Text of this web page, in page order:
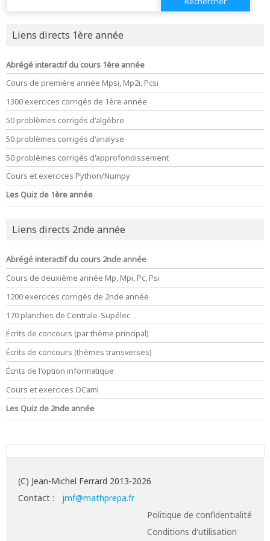
Liens directs 1ère année
Abrégé interactif du cours 1ère année
Cours de première année Mpsi, Mp2i, Pcsi
1300 exercices corrigés de 1ère année
50 problèmes corrigés d'algèbre
50 problèmes corrigés d'analyse
50 problèmes corrigés d'approfondissement
Cours et exercices Python/Numpy
Les Quiz de 1ère année
Liens directs 2nde année
Abrégé interactif du cours 2nde année
Cours de deuxième année Mp, Mpi, Pc, Psi
1200 exercices corrigés de 2nde année
170 planches de Centrale-Supélec
Écrits de concours (par thème principal)
Écrits de concours (thèmes transverses)
Écrits de l'option informatique
Cours et exercices OCaml
Les Quiz de 2nde année
(C) Jean-Michel Ferrard 2013-2026
Contact :
jmf@mathprepa.fr
Politique de confidentialité
Conditions d'utilisation